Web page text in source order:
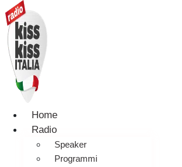
Home
Radio
Speaker
Programmi